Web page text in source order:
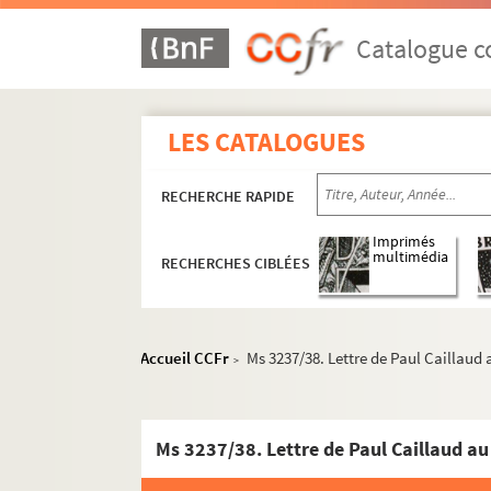
Catalogue
LES CATALOGUES
RECHERCHE RAPIDE
RECHERCHES CIBLÉES
Imprimés
multimédia
Accueil CCFr > Ms 3237/38. Lettre de Paul
Ms 3237/38. Lettre de Paul Caillaud
Ms 3232. Livre de bord du poste central
Ms 3233. Oeuvres poétiques, locutions
Ms 3235. Oeuvres d'Alfred Renoux :
Ms 3237. Repères sur la carte, 2esérie
I. Recherches sur les origines du
II. Croire
III. Elévation
Ms 3237/20. Elévation